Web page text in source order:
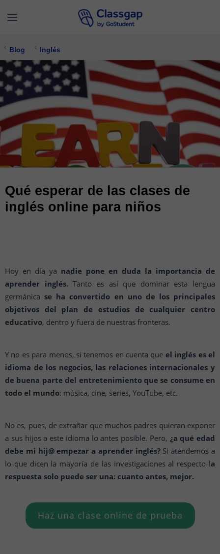
Blog Inglés
Qué esperar de las clases de
inglés online para niños
Hoy en día ya nadie pone en duda la importancia de
aprender inglés.Tanto es así que dominar esta lengua
germánica se ha convertido en uno de los principales
objetivos del plan de estudios de cualquier centro
educativo, dentro y fuera de nuestras fronteras.
Y no es para menos, si tenemos en cuenta que el inglés es el
idioma de los negocios, las relaciones internacionales y
de buena parte del entretenimiento que se consume en
todo el mundo: música, cine, series, YouTube, etc.
No es, pues, de extrañar que muchos padres quieran exponer
a sus hijos a este idioma lo antes posible. Pero, ¿a qué edad
debe mi hij@ empezar a aprender inglés? Si atendemos a
lo que dicen la mayoría de las investigaciones al respecto la
respuesta solo puede ser una: cuanto antes, mejor.
Haz una clase online de prueba